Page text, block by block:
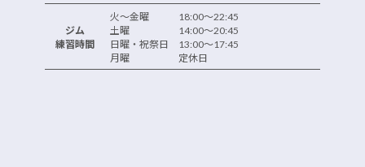
ジム
練習時間
火～金曜 18:00～22:45
土曜 14:00～20:45
日曜・祝祭日 13:00～17:45
月曜 定休日